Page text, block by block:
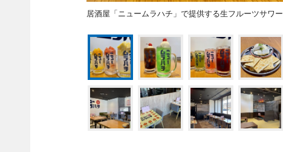
居酒屋「ニュームラハチ」で提供する生フルーツサワー